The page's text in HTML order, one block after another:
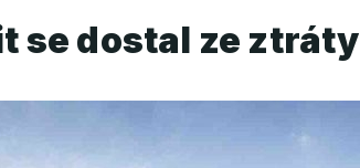
se dostal ze ztráty